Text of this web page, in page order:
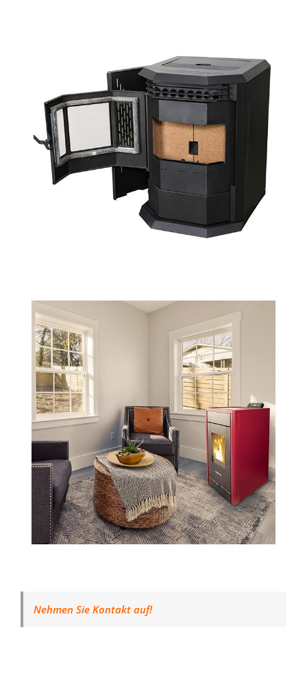
Nehmen Sie Kontakt auf!